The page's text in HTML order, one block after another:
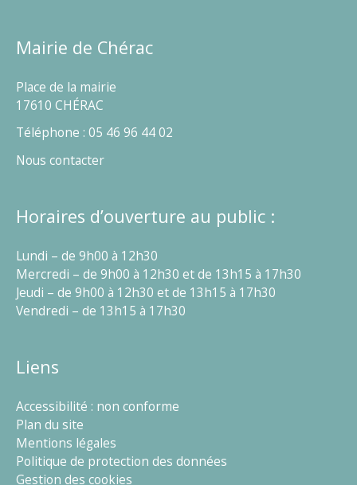
Mairie de Chérac
Place de la mairie
17610 CHÉRAC
Téléphone : 05 46 96 44 02
Nous contacter
Horaires d’ouverture au public :
Lundi – de 9h00 à 12h30
Mercredi – de 9h00 à 12h30 et de 13h15 à 17h30
Jeudi – de 9h00 à 12h30 et de 13h15 à 17h30
Vendredi – de 13h15 à 17h30
Liens
Accessibilité : non conforme
Plan du site
Mentions légales
Politique de protection des données
Gestion des cookies